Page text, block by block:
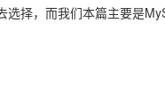
选择，而我们本篇主要是